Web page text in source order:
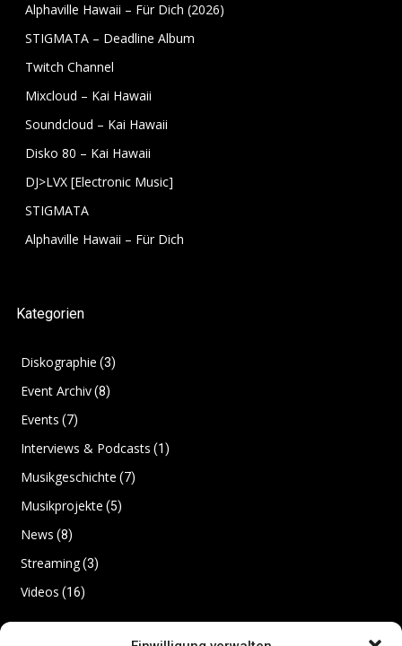
Alphaville Hawaii – Für Dich (2026)
STIGMATA – Deadline Album
Twitch Channel
Mixcloud – Kai Hawaii
Soundcloud – Kai Hawaii
Disko 80 – Kai Hawaii
DJ>LVX [Electronic Music]
STIGMATA
Alphaville Hawaii – Für Dich
Kategorien
Diskographie (3)
Event Archiv(8)
Events (7)
Interviews & Podcasts (1)
Musikgeschichte (7)
Musikprojekte (5)
News (8)
Streaming(3)
Videos (16)